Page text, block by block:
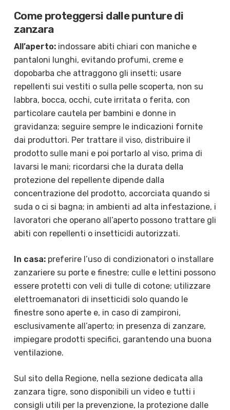
Come proteggersi dalle punture di
zanzara
All’aperto:indossare abiti chiari con maniche e
pantaloni lunghi, evitando profumi, creme e
dopobarba che attraggono gli insetti; usare
repellenti sui vestiti o sulla pelle scoperta, non su
labbra, bocca, occhi, cute irritata o ferita, con
particolare cautela per bambini e donne in
gravidanza; seguire sempre le indicazioni fornite
dai produttori. Per trattare il viso, distribuire il
prodotto sulle mani e poi portarlo al viso, prima di
lavarsi le mani; ricordarsi che la durata della
protezione del repellente dipende dalla
concentrazione del prodotto, accorciata quando si
suda o ci si bagna; in ambienti ad alta infestazione, i
lavoratori che operano all’aperto possono trattare gli
abiti con repellenti o insetticidi autorizzati.
In casa:preferire l’uso di condizionatori o installare
zanzariere su porte e finestre; culle e lettini possono
essere protetti con veli di tulle di cotone; utilizzare
elettroemanatori di insetticidi solo quando le
finestre sono aperte e, in caso di zampironi,
esclusivamente all’aperto; in presenza di zanzare,
impiegare prodotti specifici, garantendo una buona
ventilazione.
Sul sito della Regione, nella sezione dedicata alla
zanzara tigre, sono disponibili un video e tutti i
consigli utili per la prevenzione, la protezione dalle